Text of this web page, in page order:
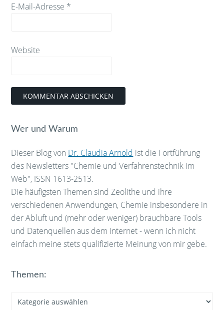
E-Mail-Adresse *
Website
Wer und Warum
Dieser Blog von Dr. Claudia Arnold ist die Fortführung
des Newsletters "Chemie und Verfahrenstechnik im
Web", ISSN 1613-2513.
Die häufigsten Themen sind Zeolithe und ihre
verschiedenen Anwendungen, Chemie insbesondere in
der Abluft und (mehr oder weniger) brauchbare Tools
und Datenquellen aus dem Internet - wenn ich nicht
einfach meine stets qualifizierte Meinung von mir gebe.
Themen:
Themen: